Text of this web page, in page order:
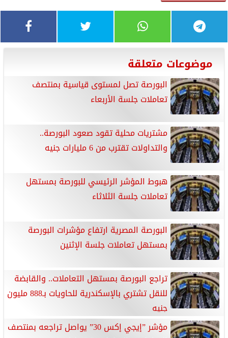
موضوعات متعلقة
البورصة تصل لمستوى قياسية بمنتصف
تعاملات جلسة الأربعاء
مشتريات محلية تقود صعود البورصة..
والتداولات تقترب من 6 مليارات جنيه
هبوط المؤشر الرئيسي للبورصة بمستهل
تعاملات جلسة الثلاثاء
البورصة المصرية ارتفاع مؤشرات البورصة
بمستهل تعاملات جلسة الإثنين
تراجع البورصة بمستهل التعاملات.. والقابضة
للنقل تشتري بالإسكندرية للحاويات بـ888 مليون
جنيه
مؤشر ”إيجي إكس 30” يواصل تراجعه بمنتصف